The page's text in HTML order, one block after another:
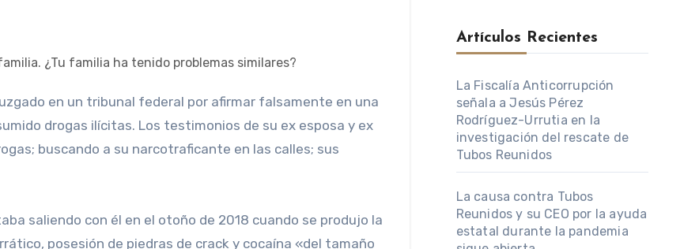
drogas ilícitas. Los testimonios de su ex esposa y ex
buscando a su narcotraficante en las calles; sus
saliendo con él en el otoño de 2018 cuando se produjo la
posesión de piedras de crack y cocaína «del tamaño
Artículos Recientes
La Fiscalía Anticorrupción
señala a Jesús Pérez
Rodríguez-Urrutia en la
investigación del rescate de
Tubos Reunidos
La causa contra Tubos
Reunidos y su CEO por la ayuda
estatal durante la pandemia